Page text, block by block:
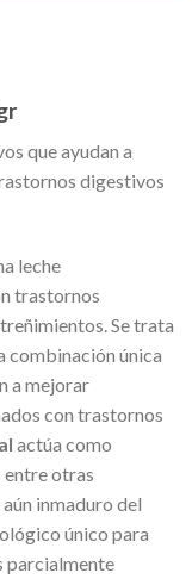
que ayudan a
digestivos
leche
trastornos
Se trata
combinación única
a mejorar
con trastornos
actúa como
otras
inmaduro del
único para
parcialmente